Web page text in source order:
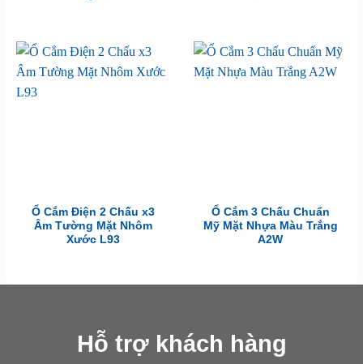
Ổ Cắm Điện 2 Chấu x3
Âm Tường Mặt Nhôm
Xước L93
Ổ Cắm 3 Chấu Chuẩn
Mỹ Mặt Nhựa Màu Trắng
A2W
Hỗ trợ khách hàng